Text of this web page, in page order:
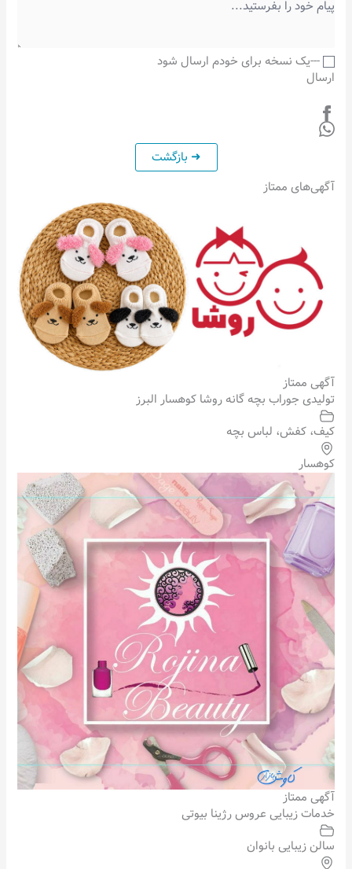
---یک نسخه برای خودم ارسال شود
ارسال
آگهی‌های ممتاز
آگهی ممتاز
تولیدی جوراب بچه گانه روشا کوهسار البرز
کیف، کفش، لباس بچه
کوهسار
آگهی ممتاز
خدمات زیبایی عروس رژینا بیوتی
سالن زیبایی بانوان